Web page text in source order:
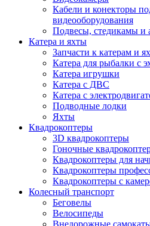
Кабели и конекторы
видеооборудования
Подвесы, стедикамы и
Катера и яхты
Запчасти к катерам и
Катера для рыбалки с
Катера игрушки
Катера с ДВС
Катера с
Подводные лодки
Яхты
Квадрокоптеры
3D квадрокоптеры
Гоночные
Квадрокоптеры для
Квадрокоптеры
Квадрокоптеры с
Колесный транспорт
Беговелы
Велосипеды
Внедорожные